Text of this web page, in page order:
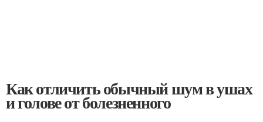
Как отличить обычный шум в ушах
и голове от болезненного